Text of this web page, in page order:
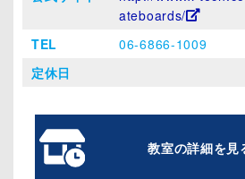
ateboards/
TEL
06-6866-1009
定休日
教室の詳細を見